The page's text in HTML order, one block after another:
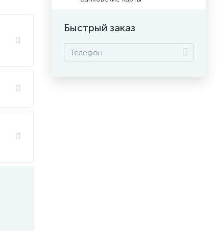
Быстрый заказ